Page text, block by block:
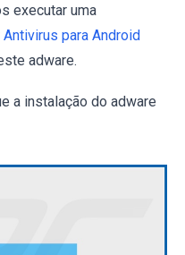
executar uma
para Android
adware.
a instalação do adware